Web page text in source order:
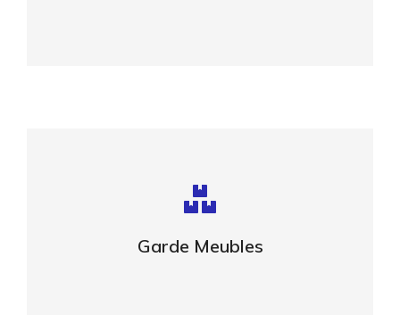
Garde Meubles
Stockage sécurisé
Surveillance 7/7 24h/24h